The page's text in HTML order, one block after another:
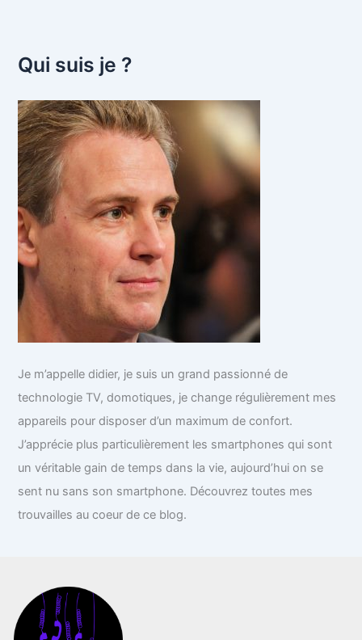
Qui suis je ?
Je m’appelle didier, je suis un grand passionné de
technologie TV, domotiques, je change régulièrement mes
appareils pour disposer d’un maximum de confort.
J’apprécie plus particulièrement les smartphones qui sont
un véritable gain de temps dans la vie, aujourd’hui on se
sent nu sans son smartphone. Découvrez toutes mes
trouvailles au coeur de ce blog.